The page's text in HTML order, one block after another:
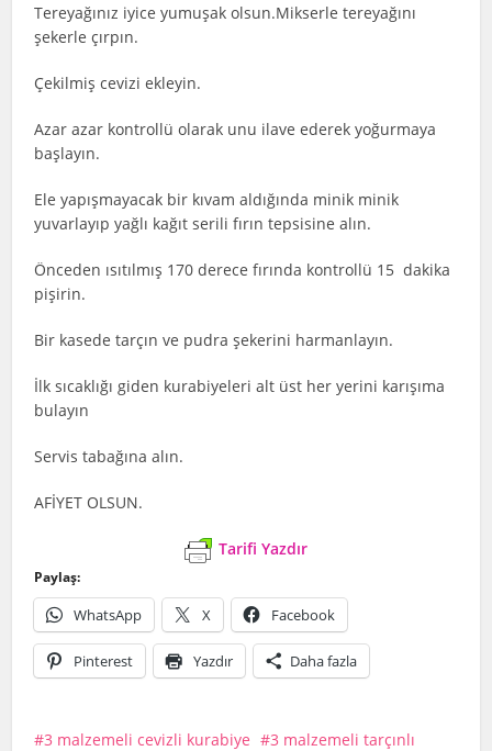
Tereyağınız iyice yumuşak olsun.Mikserle tereyağını
şekerle çırpın.
Çekilmiş cevizi ekleyin.
Azar azar kontrollü olarak unu ilave ederek yoğurmaya
başlayın.
Ele yapışmayacak bir kıvam aldığında minik minik
yuvarlayıp yağlı kağıt serili fırın tepsisine alın.
Önceden ısıtılmış 170 derece fırında kontrollü 15 dakika
pişirin.
Bir kasede tarçın ve pudra şekerini harmanlayın.
İlk sıcaklığı giden kurabiyeleri alt üst her yerini karışıma
bulayın
Servis tabağına alın.
AFİYET OLSUN.
Tarifi Yazdır
Paylaş:
WhatsApp X Facebook
Pinterest Yazdır Daha fazla
3 malzemeli cevizli kurabiye
3 malzemeli tarçınlı